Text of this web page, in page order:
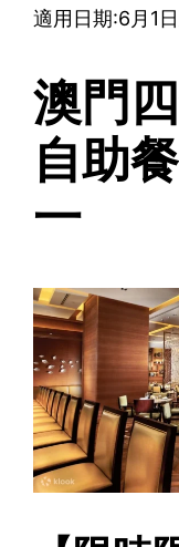
適用日期:6月1
澳門
自助
一